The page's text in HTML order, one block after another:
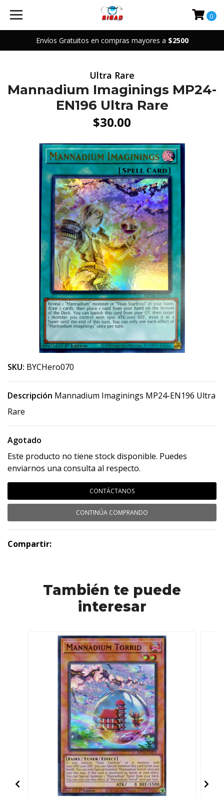
Envíos Gratuitos en compras mayores a $2500
0
Ultra Rare
Mannadium Imaginings MP24-
EN196 Ultra Rare
$30.00
SKU: BYCHero070
Descripción Mannadium Imaginings MP24-EN196 Ultra
Rare
Agotado
Este producto no tiene stock disponible. Puedes
enviarnos una consulta al respecto.
CONTÁCTANOS
CONTINÚA COMPRANDO
Compartir:
También te puede
interesar